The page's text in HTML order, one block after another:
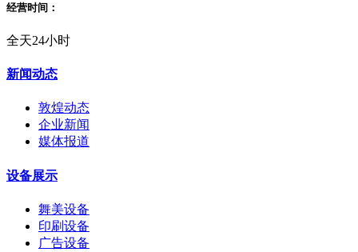
经营时间：
全天24小时
新闻动态
敦煌动态
企业新闻
媒体报道
设备展示
舞美设备
印刷设备
广告设备